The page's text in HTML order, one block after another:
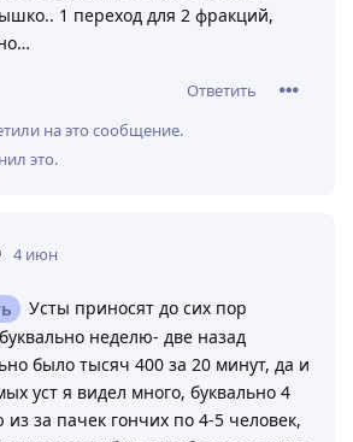
1 переход для 2 фракций,
Ответить
на это сообщение.
это.
4 июн
Усты приносят до сих пор
неделю- две назад
было тысяч 400 за 20 минут, да и
уст я видел много, буквально 4
за пачек гончих по 4-5 человек,